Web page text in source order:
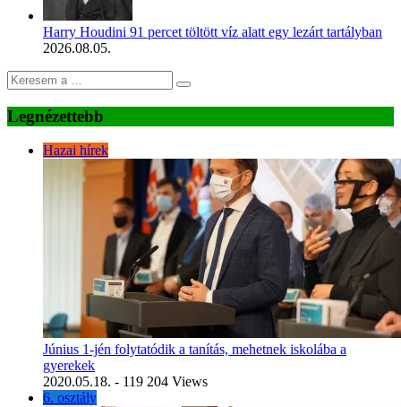
Harry Houdini 91 percet töltött víz alatt egy lezárt tartályban
2026.08.05.
Legnézettebb
Hazai hírek
Június 1-jén folytatódik a tanítás, mehetnek iskolába a
gyerekek
2020.05.18. - 119 204 Views
6. osztály